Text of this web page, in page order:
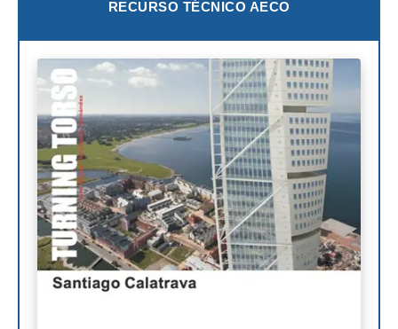
Richard Rogers
David Chipperfield
Kazuyo Sejima
Norman Foster
Steven Holl
Henry N. Cobb
I.M. Pei
Leslie E. Robertson
Félix Cándela
RECURSO TÉCNICO AECO